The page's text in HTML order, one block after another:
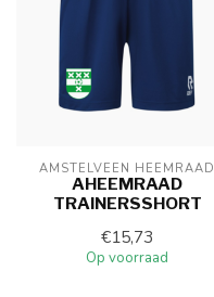
AMSTELVEEN HEEMRAAD
AHEEMRAAD
TRAINERSSHORT
€15,73
Op voorraad